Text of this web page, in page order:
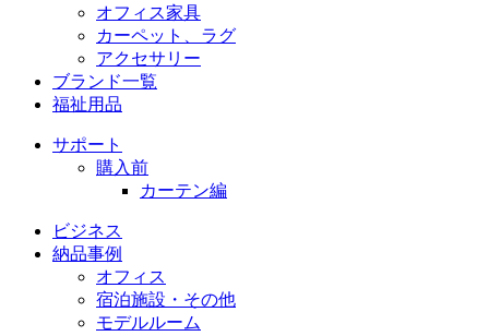
オフィス家具
カーペット、ラグ
アクセサリー
ブランド一覧
福祉用品
サポート
購入前
カーテン編
ビジネス
納品事例
オフィス
宿泊施設・その他
モデルルーム